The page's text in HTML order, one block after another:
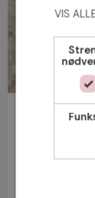
Bli
VIS